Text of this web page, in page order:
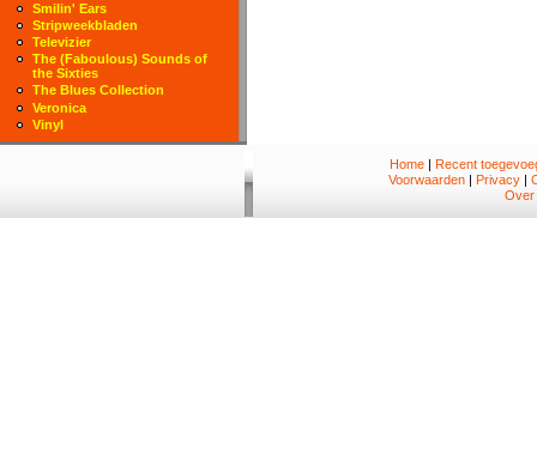
Smilin' Ears
Stripweekbladen
Televizier
The (Faboulous) Sounds of
the Sixties
The Blues Collection
Veronica
Vinyl
Home| Recent
Voorwaarden | Privacy |
Over